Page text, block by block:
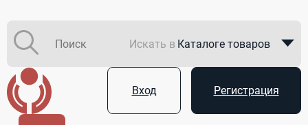
Искать в Каталоге товаров
Вход Регистрация